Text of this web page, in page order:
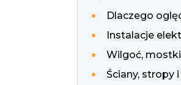
Dlaczego
Instalacje
Wilgoć,
Ściany, stropy